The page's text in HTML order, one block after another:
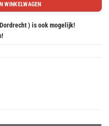
en
seconden
WINKELWAGEN
) is ook mogelijk!